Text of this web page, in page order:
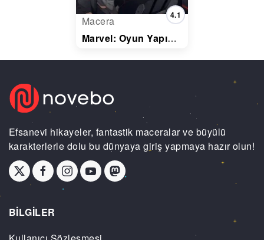
4.1
Macera
Marvel: Oyun Yapım Sistemi
Efsanevi hikayeler, fantastik maceralar ve büyülü
karakterlerle dolu bu dünyaya giriş yapmaya hazır olun!
BİLGİLER